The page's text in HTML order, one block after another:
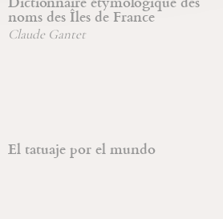
noms des Îles de France
Claude Gantet
El tatuaje por el mundo